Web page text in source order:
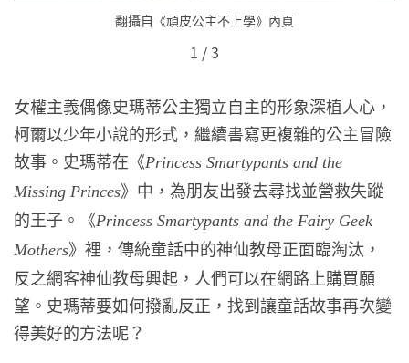
翻攝自《頑皮公主不上學》內頁
1 /3
女權主義偶像史瑪蒂公主獨立自主的形象深植人心，
柯爾以少年小說的形式，繼續書寫更複雜的公主冒險
故事。史瑪蒂在《Princess Smartypants and the
Missing Princes》中，為朋友出發去尋找並營救失蹤
的王子。《Princess Smartypants and the Fairy Geek
Mothers》裡，傳統童話中的神仙教母正面臨淘汰，
反之網客神仙教母興起，人們可以在網路上購買願
望。史瑪蒂要如何撥亂反正，找到讓童話故事再次變
得美好的方法呢？